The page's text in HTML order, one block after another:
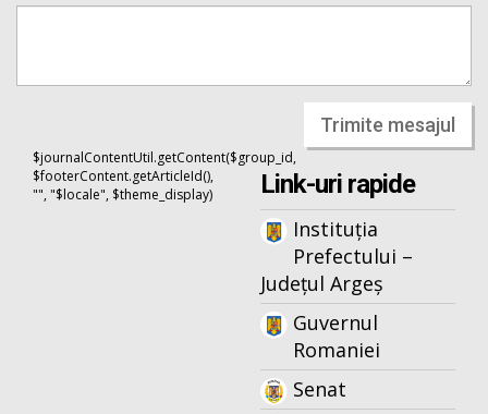
Trimite mesajul
$journalContentUtil.getContent($group_id,
$footerContent.getArticleId(),
"", "$locale", $theme_display)
Link-uri rapide
Instituția
Prefectului –
Județul Argeș
Guvernul
Romaniei
Senat